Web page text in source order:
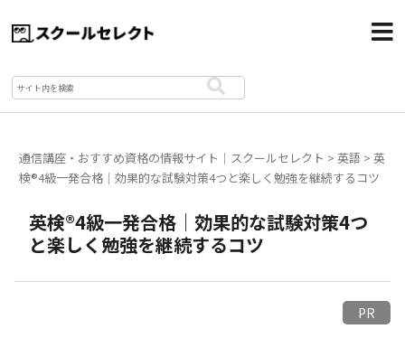
通信講座・おすすめ資格の情報サイト｜スクールセレクト >英語 >英
検®4級一発合格｜効果的な試験対策4つと楽しく勉強を継続するコツ
英検®4級一発合格｜効果的な試験対策4つ
と楽しく勉強を継続するコツ
PR